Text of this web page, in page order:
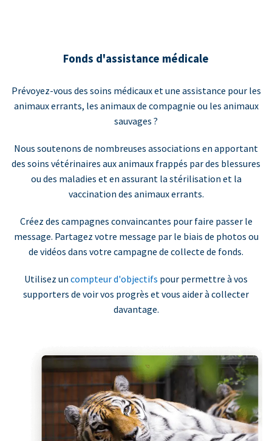
Fonds d'assistance médicale
Prévoyez-vous des soins médicaux et une assistance pour les
animaux errants, les animaux de compagnie ou les animaux
sauvages ?
Nous soutenons de nombreuses associations en apportant
des soins vétérinaires aux animaux frappés par des blessures
ou des maladies et en assurant la stérilisation et la
vaccination des animaux errants.
Créez des campagnes convaincantes pour faire passer le
message. Partagez votre message par le biais de photos ou
de vidéos dans votre campagne de collecte de fonds.
Utilisez un compteur d'objectifs pour permettre à vos
supporters de voir vos progrès et vous aider à collecter
davantage.